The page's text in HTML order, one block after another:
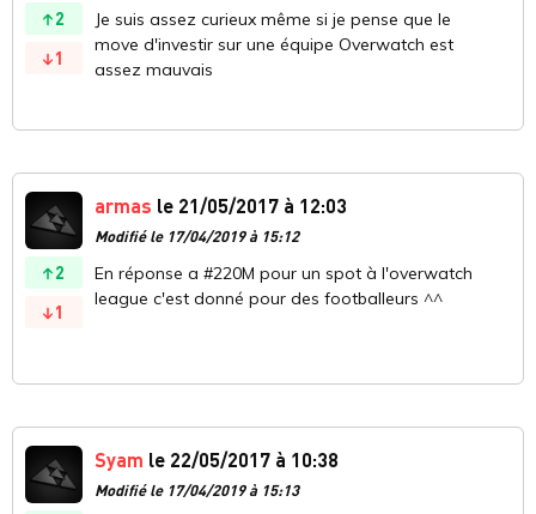
2
1
Je suis assez curieux même si je pense que le
move d'investir sur une équipe Overwatch est
assez mauvais
2
1
armas le 21/05/2017 à 12:03
Modifié le 17/04/2019 à 15:12
En réponse a #220M pour un spot à l'overwatch
league c'est donné pour des footballeurs ^^
Syam le 22/05/2017 à 10:38
Modifié le 17/04/2019 à 15:13